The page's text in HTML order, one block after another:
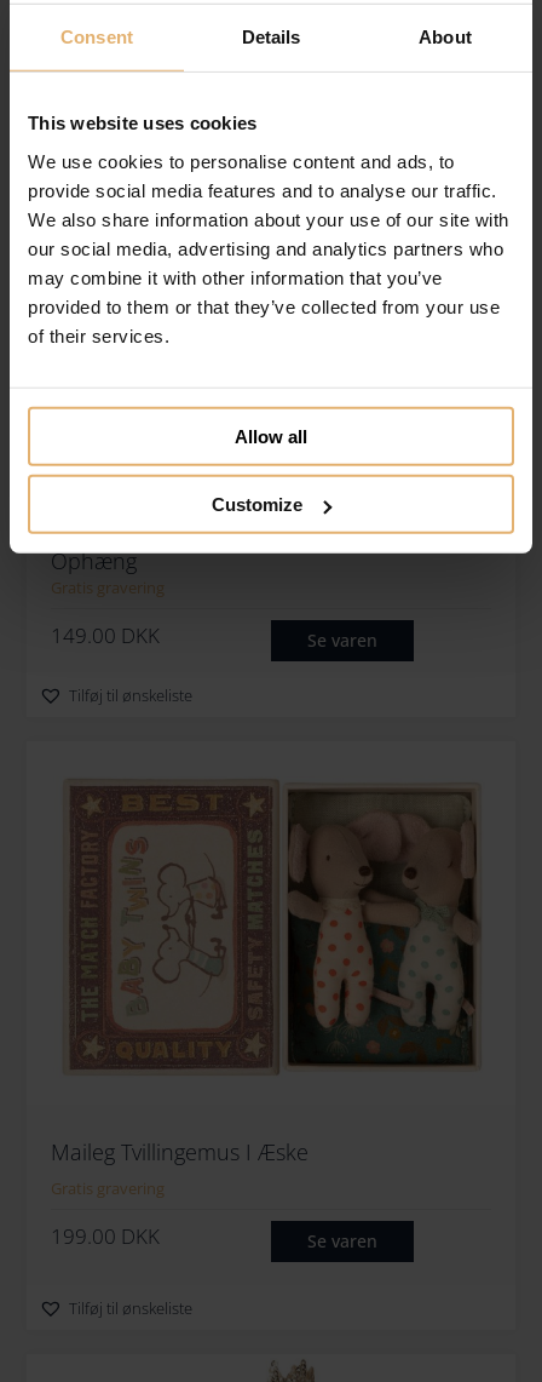
Consent Details About
This website uses cookies
We use cookies to personalise content and ads, to
provide social media features and to analyse our traffic.
We also share information about your use of our site with
our social media, advertising and analytics partners who
may combine it with other information that you’ve
provided to them or that they’ve collected from your use
of their services.
Allow all
Customize
280.00DKK
Nordahl Andersen H. C. Andersen Ballerina
Ophæng
Gratis gravering
149.00 DKK Se varen
Tilføj til ønskeliste
Maileg Tvillingemus I Æske
Gratis gravering
199.00 DKK Se varen
Tilføj til ønskeliste